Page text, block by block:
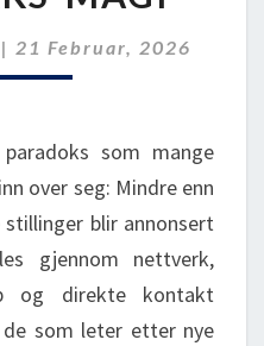
| 21 Februar, 2026
som mange
over seg: Mindre enn
blir annonsert
gjennom nettverk,
og direkte kontakt
de som leter etter nye